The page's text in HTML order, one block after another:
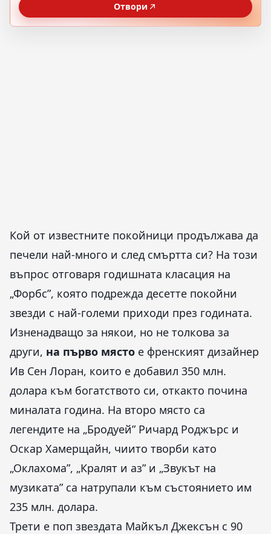
Отвори
Кой от известните покойници продължава да
печели най-много и след смъртта си? На този
въпрос отговаря годишната класация на
„Форбс”, която подрежда десетте покойни
звезди с най-големи приходи през годината.
Изненадващо за някои, но не толкова за
други, на първо място е френският дизайнер
Ив Сен Лоран, които е добавил 350 млн.
долара към богатството си, откакто почина
миналата година. На второ място са
легендите на „Бродуей” Ричард Роджърс и
Оскар Хамерщайн, чиито творби като
„Оклахома”, „Кралят и аз” и „Звукът на
музиката” са натрупали към състоянието им
235 млн. долара.
Трети е поп звездата Майкъл Джексън с 90